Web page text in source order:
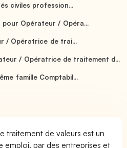
civiles profession...
pour Opérateur / Opéra...
/ Opératrice de trai...
/ Opératrice de traitement d...
famille Comptabil...
traitement de valeurs est un
emploi, par des entreprises et